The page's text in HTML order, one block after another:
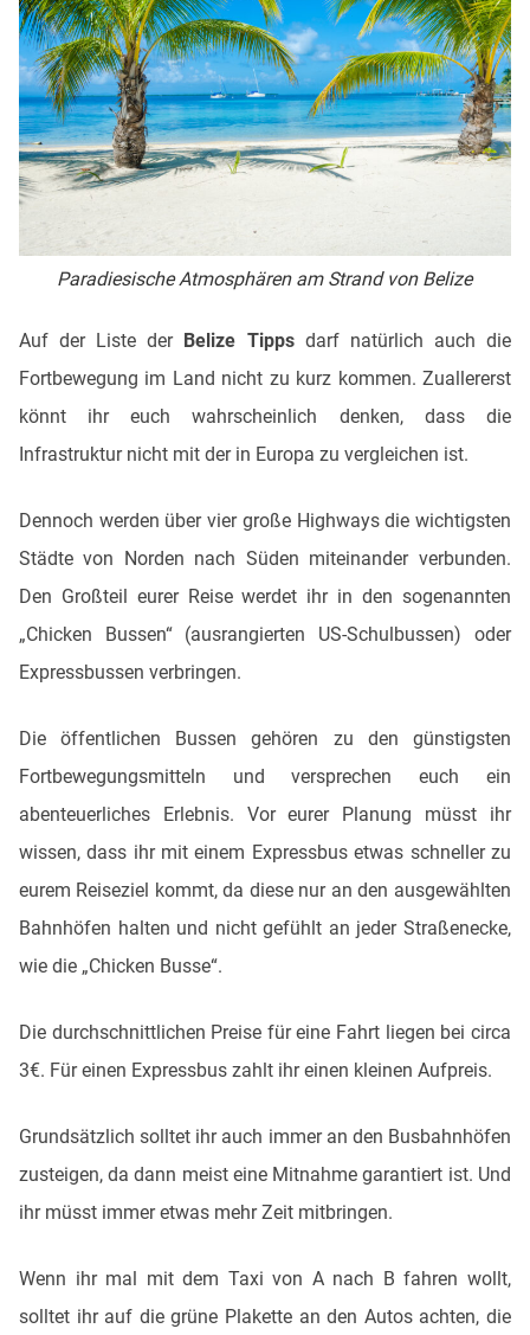
Paradiesische Atmosphären am Strand von Belize
Auf der Liste der Belize Tippsdarf natürlich auch die
Fortbewegung im Land nicht zu kurz kommen. Zuallererst
könnt ihr euch wahrscheinlich denken, dass die
Infrastruktur nicht mit der in Europa zu vergleichen ist.
Dennoch werden über vier große Highways die wichtigsten
Städte von Norden nach Süden miteinander verbunden.
Den Großteil eurer Reise werdet ihr in den sogenannten
„Chicken Bussen“ (ausrangierten US-Schulbussen) oder
Expressbussen verbringen.
Die öffentlichen Bussen gehören zu den günstigsten
Fortbewegungsmitteln und versprechen euch ein
abenteuerliches Erlebnis. Vor eurer Planung müsst ihr
wissen, dass ihr mit einem Expressbus etwas schneller zu
eurem Reiseziel kommt, da diese nur an den ausgewählten
Bahnhöfen halten und nicht gefühlt an jeder Straßenecke,
wie die „Chicken Busse“.
Die durchschnittlichen Preise für eine Fahrt liegen bei circa
3€. Für einen Expressbus zahlt ihr einen kleinen Aufpreis.
Grundsätzlich solltet ihr auch immer an den Busbahnhöfen
zusteigen, da dann meist eine Mitnahme garantiert ist. Und
ihr müsst immer etwas mehr Zeit mitbringen.
Wenn ihr mal mit dem Taxi von A nach B fahren wollt,
solltet ihr auf die grüne Plakette an den Autos achten, die